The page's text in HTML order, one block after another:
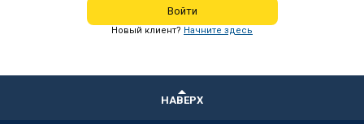
Войти
Новый клиент? Начните здесь
НАВЕРХ